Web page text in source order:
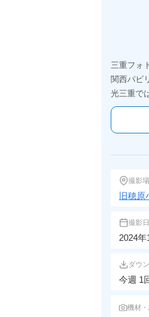
三重フォ
関西パビ
光三重で
撮影
旧穂
撮影
2024
ダウ
今週 1
機材